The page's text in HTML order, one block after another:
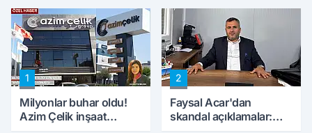
1
Milyonlar buhar oldu!
Azim Çelik inşaat
2
Faysal Acar'dan
skandal açıklamalar: